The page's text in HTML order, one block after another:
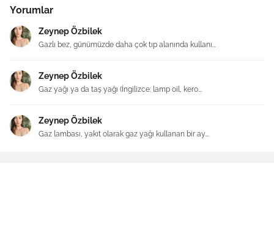
Yorumlar
Zeynep Özbilek
Gazlı bez, günümüzde daha çok tıp alanında kullanı...
Zeynep Özbilek
Gaz yağı ya da taş yağı (İngilizce: lamp oil, kero...
Zeynep Özbilek
Gaz lambası, yakıt olarak gaz yağı kullanan bir ay...